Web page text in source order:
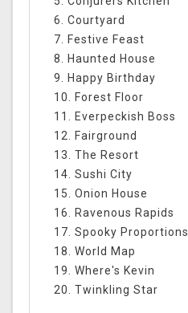
6. Courtyard
7. Festive Feast
8. Haunted House
9. Happy Birthday
10. Forest Floor
11. Everpeckish Boss
12. Fairground
13. The Resort
14. Sushi City
15. Onion House
16. Ravenous Rapids
17. Spooky Proportions
18. World Map
19. Where's Kevin
20. Twinkling Star